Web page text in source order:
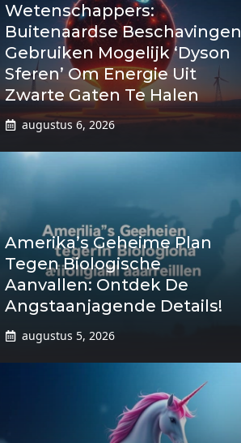
Wetenschappers:
Buitenaardse Beschavingen
Gebruiken Mogelijk ‘Dyson
Sferen’ Om Energie Uit
Zwarte Gaten Te Halen
augustus 6, 2026
Amerika’s Geheime Plan
Tegen Biologische
Aanvallen: Ontdek De
Angstaanjagende Details!
augustus 5, 2026